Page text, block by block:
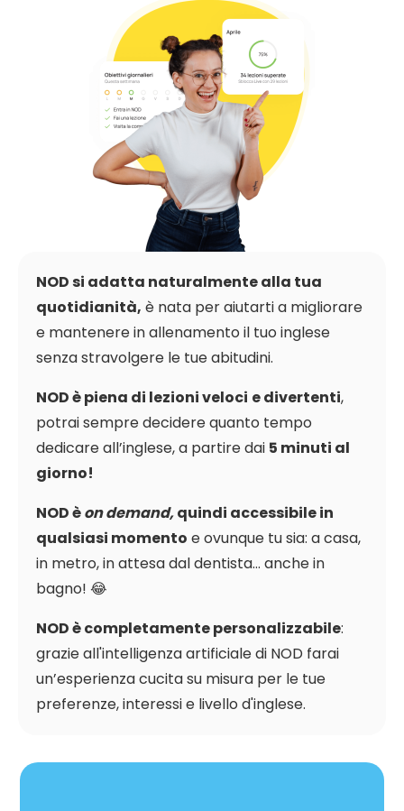
NOD si adatta naturalmente alla tua
quotidianità, è nata per aiutarti a migliorare
e mantenere in allenamento il tuo inglese
senza stravolgere le tue abitudini.
NOD è piena di lezioni veloci e divertenti,
potrai sempre decidere quanto tempo
dedicare all’inglese, a partire dai 5 minuti al
giorno!
NOD èon demand,quindi accessibile in
qualsiasi momento e ovunque tu sia: a casa,
in metro, in attesa dal dentista… anche in
bagno! 😂
NOD è completamente personalizzabile:
grazie all'intelligenza artificiale di NOD farai
un’esperienza cucita su misura per le tue
preferenze, interessi e livello d'inglese.